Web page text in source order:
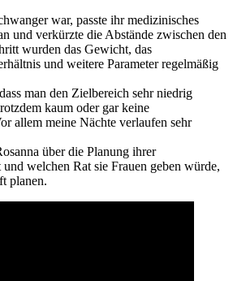
war, passte ihr medizinisches
und verkürzte die Abstände zwischen den
wurden das Gewicht, das
und weitere Parameter regelmäßig
man den Zielbereich sehr niedrig
kaum oder gar keine
allem meine Nächte verlaufen sehr
über die Planung ihrer
welchen Rat sie Frauen geben würde,
planen.